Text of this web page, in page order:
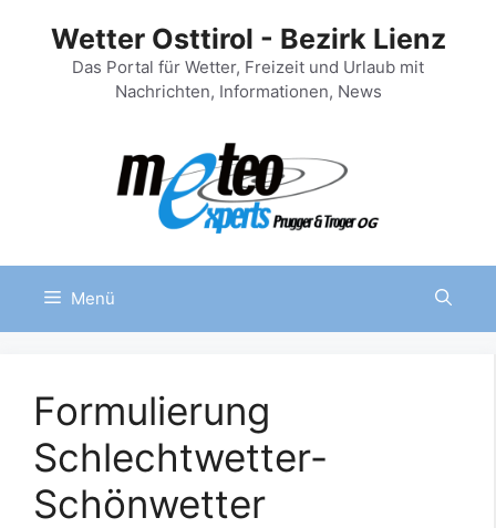
springen
Wetter Osttirol - Bezirk Lienz
Das Portal für Wetter, Freizeit und Urlaub mit
Nachrichten, Informationen, News
Menü
Formulierung
Schlechtwetter-
Schönwetter